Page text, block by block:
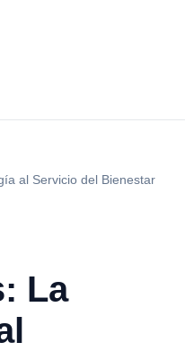
al Servicio del Bienestar
La